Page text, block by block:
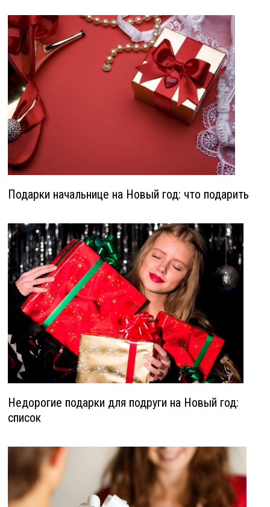
Подарки начальнице на Новый год: что подарить
Недорогие подарки для подруги на Новый год:
список